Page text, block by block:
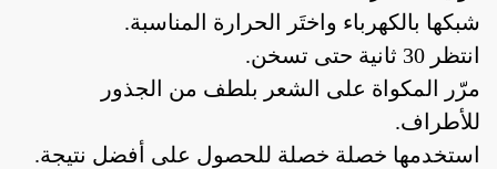
شبكها بالكهرباء واختَر الحرارة المناسبة.
انتظر 30 ثانية حتى تسخن.
مرّر المكواة على الشعر بلطف من الجذور
للأطراف.
استخدمها خصلة خصلة للحصول على أفضل نتيجة.